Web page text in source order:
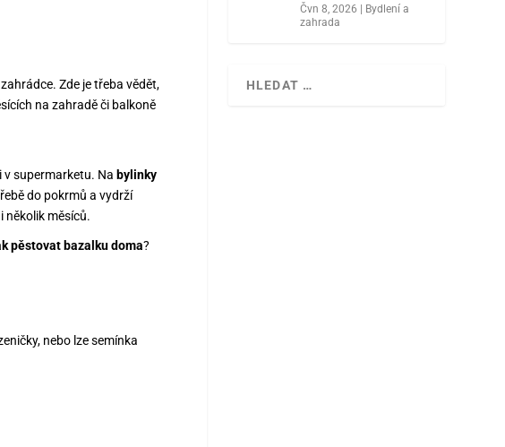
Zde je třeba vědět,
na zahradě či balkoně
supermarketu. Na bylinky
do pokrmů a vydrží
několik měsíců.
pěstovat bazalku doma?
nebo lze semínka
Čvn 8, 2026
Bydlení a
zahrada